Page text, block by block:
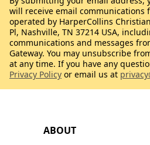
ABOUT
will receive email communications
operated by HarperCollins
Pl, Nashville, TN 37214 USA,
communications and messages
Gateway. You may unsubscribe
at any time. If you have any
Privacy Policy or email us at